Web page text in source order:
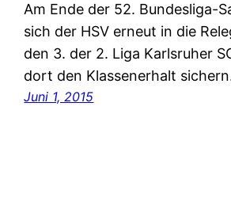
Am Ende der 52. Bundesliga-
sich der HSV erneut in die
den 3. der 2. Liga Karlsruher
dort den Klassenerhalt
Juni 1, 2015